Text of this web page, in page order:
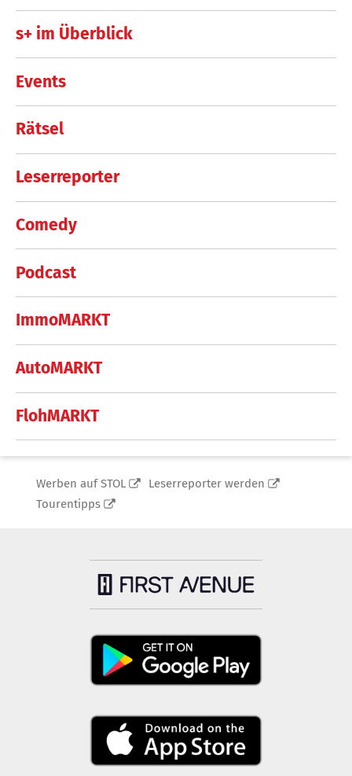
s+ im Überblick
Events
Rätsel
Leserreporter
Comedy
Podcast
ImmoMARKT
AutoMARKT
FlohMARKT
Werben auf STOL
Leserreporter werden
Tourentipps